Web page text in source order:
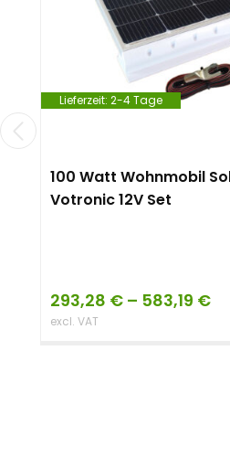
Lieferzeit: 2-4 Tage
100 Watt Wohnmobil
Votronic 12V Set
293,28 € – 583,19 €
excl. VAT